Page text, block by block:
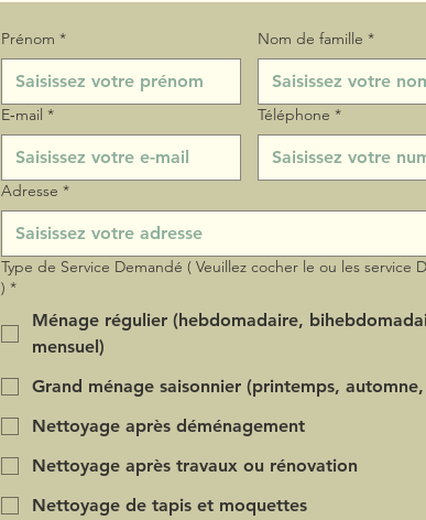
Prénom * Nom de famille *
E‑mail * Téléphone *
Adresse *
Type de Service Demandé ( Veuillez cocher le ou les service
) *
Ménage régulier (hebdomadaire,
mensuel)
Grand ménage saisonnier (printemps,
Nettoyage après déménagement
Nettoyage après travaux ou rénovation
Nettoyage de tapis et moquettes